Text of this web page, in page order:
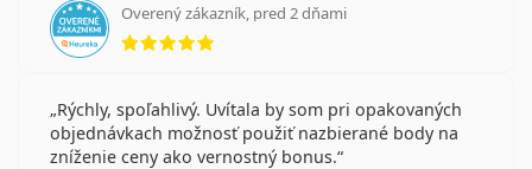
Overený zákazník, pred 2 dňami
hodnotenie 5 z 5
Rýchly, spoľahlivý. Uvítala by som pri opakovaných
objednávkach možnosť použiť nazbierané body na
zníženie ceny ako vernostný bonus.